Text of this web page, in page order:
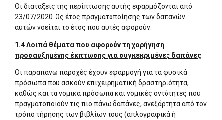
Οι διατάξεις της περίπτωσης αυτής εφαρμόζονται από
23/07/2020. Ως έτος πραγματοποίησης των δαπανών
αυτών νοείται το έτος που αυτές αφορούν.
1.4 Λοιπά θέματα που αφορούν τη χορήγηση
προσαυξημένης έκπτωσης για συγκεκριμένες δαπάνες
Οι παραπάνω παροχές έχουν εφαρμογή για τα φυσικά
πρόσωπα που ασκούν επιχειρηματική δραστηριότητα,
καθώς και τα νομικά πρόσωπα και νομικές οντότητες που
πραγματοποιούν τις πιο πάνω δαπάνες, ανεξάρτητα από τον
τρόπο τήρησης των βιβλίων τους (απλογραφικά ή